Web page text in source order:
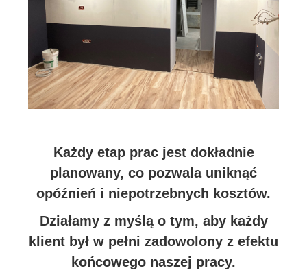
Każdy etap prac jest dokładnie
planowany, co pozwala uniknąć
opóźnień i niepotrzebnych kosztów.
Działamy z myślą o tym, aby każdy
klient był w pełni zadowolony z efektu
końcowego naszej pracy.